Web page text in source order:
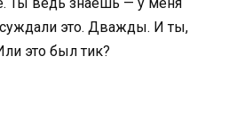
это. Дважды. И ты,
это был тик?